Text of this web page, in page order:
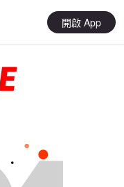
開啟 App